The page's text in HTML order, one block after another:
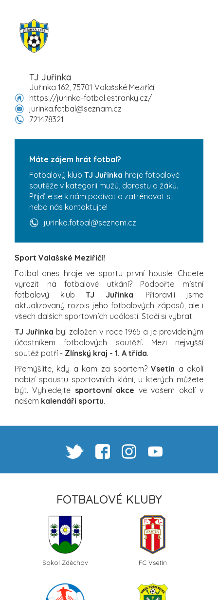
TJ Juřinka
Juřinka 162, 75701 Valašské Meziříčí
https://jurinka-fotbal.estranky.cz/
jurinka.fotbal@seznam.cz
721478321
Máte zájem hrát fotbal?
Fotbalový klub TJ Juřinka hraje fotbalové
soutěže v kategorii mužů, dorostu a žáků.
Přijďte se k nám podívat a zatrénovat si,
nebo nás kontaktujte!
jurinka.fotbal@seznam.cz
Sport Valašské Meziříčí!
Fotbal dnes hraje ve sportu první housle. Chcete
vyrazit na fotbalové utkání? Podpořte místní
fotbalový klubTJ Juřinka. Připravili jsme
aktualizovaný rozpis jeho fotbalových zápasů, ale i
všech dalších sportovních událostí. Stačí si vybrat.
TJ Juřinka byl založen v roce 1965 a je pravidelným
účastníkem fotbalových soutěží. Mezi nejvyšší
soutěž patří - Zlínský kraj - 1. A třída.
Přemýšlíte, kdy a kam za sportem?Vsetín a okolí
nabízí spoustu sportovních klání, u kterých můžete
být. Vyhledejte sportovní akce ve vašem okolí v
našem kalendáři sportu.
FOTBALOVÉ KLUBY
Sokol Zděchov FC Vsetín